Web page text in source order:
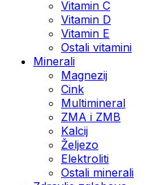
Vitamin C
Vitamin D
Vitamin E
Ostali vitamini
Minerali
Magnezij
Cink
Multimineral
ZMA i ZMB
Kalcij
Željezo
Elektroliti
Ostali minerali